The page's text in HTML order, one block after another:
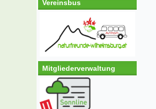
Vereinsbus
Mitgliederverwaltung